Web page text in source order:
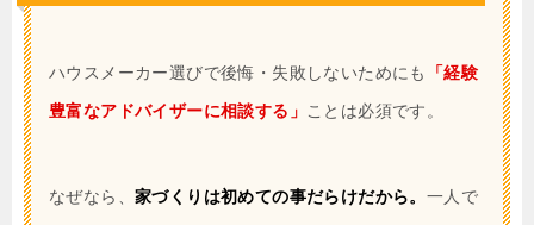
ハウスメーカー選びで後悔・失敗しないためにも
「経験
豊富なアドバイザーに相談する」 ことは必須です。
なぜなら、 家づくりは初めての事だらけだから。 一人で